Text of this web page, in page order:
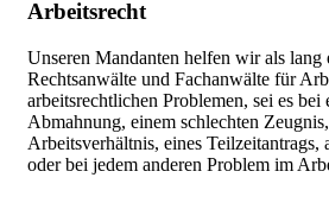
Arbeitsrecht
Unseren Mandanten helfen wir als lang
Rechtsanwälte und Fachanwälte für
arbeitsrechtlichen Problemen, sei es
Abmahnung, einem schlechten
Arbeitsverhältnis, eines Teilzeitantrags,
oder bei jedem anderen Problem im